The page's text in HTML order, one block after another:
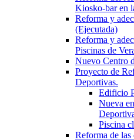
Kiosko-bar en
Reforma y
(Ejecutada)
Reforma y
Piscinas de
Nuevo Centro
Proyecto de
Deportivas.
Edificio
Nueva
Piscina
Reforma de las